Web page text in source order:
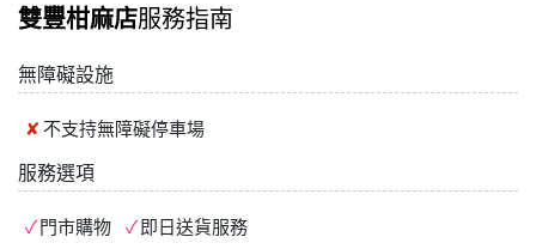
雙豐柑麻店服務指南
無障礙設施
不支持無障礙停車場
服務選項
門市購物 即日送貨服務